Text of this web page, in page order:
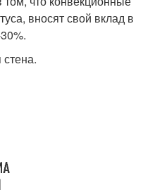
вносят свой вклад в